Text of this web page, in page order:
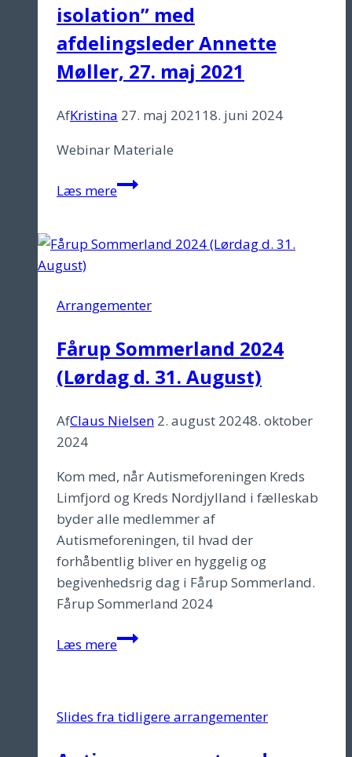
isolation” med
afdelingsleder Annette
Møller, 27. maj 2021
AfKristina 27. maj 202118. juni 2024
Webinar Materiale
Læs mere“Autisme
isolation”
Annette
27.
maj
Arrangementer
Fårup Sommerland 2024
(Lørdag d. 31. August)
AfClaus Nielsen 2. august 20248. oktober
2024
Kom med, når Autismeforeningen Kreds
Limfjord og Kreds Nordjylland i fælleskab
byder alle medlemmer af
Autismeforeningen, til hvad der
forhåbentlig bliver en hyggelig og
begivenhedsrig dag i Fårup Sommerland.
Fårup Sommerland 2024
Læs mereFårup
d.
Slides fra tidligere arrangementer